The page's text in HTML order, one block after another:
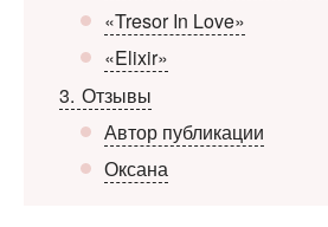
«Tresor In Love»
«Elixir»
3 Отзывы
Автор публикации
Оксана